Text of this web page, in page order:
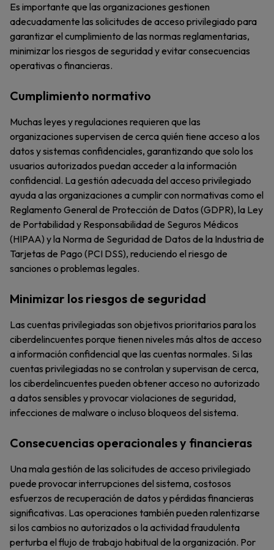
Es importante que las organizaciones gestionen
adecuadamente las solicitudes de acceso privilegiado para
garantizar el cumplimiento de las normas reglamentarias,
minimizar los riesgos de seguridad y evitar consecuencias
operativas o financieras.
Cumplimiento normativo
Muchas leyes y regulaciones requieren que las
organizaciones supervisen de cerca quién tiene acceso a los
datos y sistemas confidenciales, garantizando que solo los
usuarios autorizados puedan acceder a la información
confidencial. La gestión adecuada del acceso privilegiado
ayuda a las organizaciones a cumplir con normativas como el
Reglamento General de Protección de Datos (GDPR), la Ley
de Portabilidad y Responsabilidad de Seguros Médicos
(HIPAA) y la Norma de Seguridad de Datos de la Industria de
Tarjetas de Pago (PCI DSS), reduciendo el riesgo de
sanciones o problemas legales.
Minimizar los riesgos de seguridad
Las cuentas privilegiadas son objetivos prioritarios para los
ciberdelincuentes porque tienen niveles más altos de acceso
a información confidencial que las cuentas normales. Si las
cuentas privilegiadas no se controlan y supervisan de cerca,
los ciberdelincuentes pueden obtener acceso no autorizado
a datos sensibles y provocar violaciones de seguridad,
infecciones de malware o incluso bloqueos del sistema.
Consecuencias operacionales y financieras
Una mala gestión de las solicitudes de acceso privilegiado
puede provocar interrupciones del sistema, costosos
esfuerzos de recuperación de datos y pérdidas financieras
significativas. Las operaciones también pueden ralentizarse
si los cambios no autorizados o la actividad fraudulenta
perturba el flujo de trabajo habitual de la organización. Por